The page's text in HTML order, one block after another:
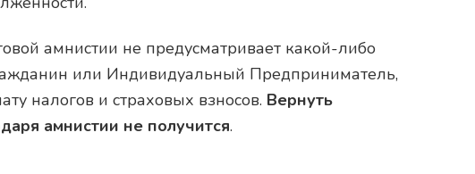
амнистии не предусматривает какой-либо
или Индивидуальный Предприниматель,
налогов и страховых взносов. Вернуть
амнистии не получится.